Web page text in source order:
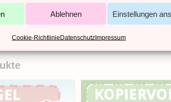
Ablehnen Einstellungen
Cookie-RichtlinieDatenschutzImpressum